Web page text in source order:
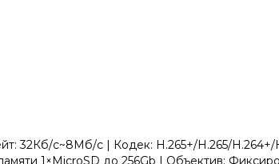
с~8Мб/с | Кодек: H.265+/H.265/H.264+/
1×MicroSD до 256Gb | Объектив: